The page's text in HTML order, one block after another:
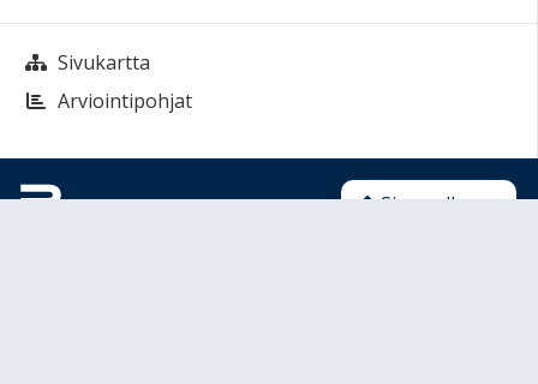
Sivukartta
Arviointipohjat
Sivun alkuun